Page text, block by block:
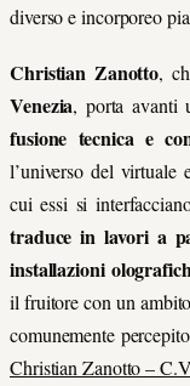
diverso e incorporeo
Christian Zanotto,
Venezia, porta avanti
fusione tecnica e
l’universo del virtuale
cui essi si
traduce in lavori a
installazioni
il fruitore con un
comunemente
Christian Zanotto –